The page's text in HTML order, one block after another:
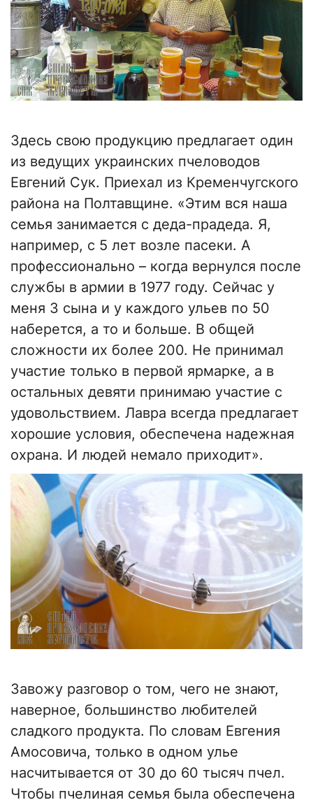
Здесь свою продукцию предлагает один
из ведущих украинских пчеловодов
Евгений Сук. Приехал из Кременчугского
района на Полтавщине. «Этим вся наша
семья занимается с деда-прадеда. Я,
например, с 5 лет возле пасеки. А
профессионально – когда вернулся после
службы в армии в 1977 году. Сейчас у
меня 3 сына и у каждого ульев по 50
наберется, а то и больше. В общей
сложности их более 200. Не принимал
участие только в первой ярмарке, а в
остальных девяти принимаю участие с
удовольствием. Лавра всегда предлагает
хорошие условия, обеспечена надежная
охрана. И людей немало приходит».
Завожу разговор о том, чего не знают,
наверное, большинство любителей
сладкого продукта. По словам Евгения
Амосовича, только в одном улье
насчитывается от 30 до 60 тысяч пчел.
Чтобы пчелиная семья была обеспечена